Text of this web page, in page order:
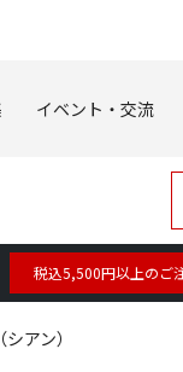
イベント・交流
税込5,500円以上のご
アン）